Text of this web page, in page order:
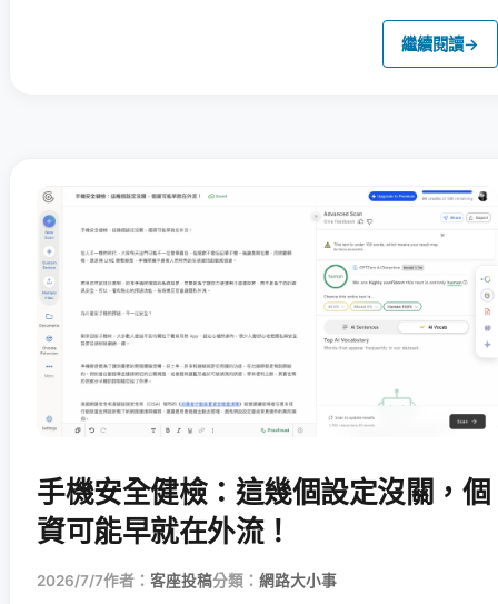
繼續閱讀→
手機安全健檢：這幾個設定沒關，個
資可能早就在外流！
2026/7/7作者： 客座投稿分類： 網路大小事